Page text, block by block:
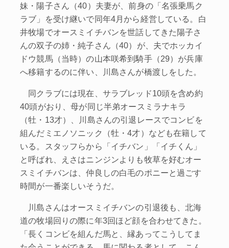
妹・陽子さん（40）夫妻が、前身の「名張乗馬ク
ラブ」を受け継いで同年4月から経営している。白
井牧場でオースミイチバンを世話してきた陽子さ
んの双子の姉・純子さん（40）が、夫でホッカイ
ドウ競馬（当時）の山本咲希到騎手（29）が兵庫
へ移籍するのに伴い、川島さんが橋渡しをした。
同クラブには現在、サラブレッド10頭を含め約
40頭がおり、母が同じ半弟オースミラナキラ
（牡・13才）、川島さんの引退レースでコンビを
組んだミエノソニック（牡・4才）なども在籍して
いる。スタッフらから「イチバン」「イチくん」
と呼ばれ、えさはニンジンよりも牧草を好むオー
スミイチバンは、仲良しの白毛のポニーと過ごす
時間が一番楽しいそうだ。
川島さんはオースミイチバンの引退後も、北海
道の牧場回りの際に年3回ほど顔を合わせてきた。
「長くコンビを組んだ馬と、縁あってこうしてま